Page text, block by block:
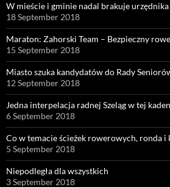
W mieście i gminie nadal brakuje
18 September 2018
Maraton: Zahorski Team – Bezpieczny
15 September 2018
Miasto szuka kandydatów do Rady
12 September 2018
Jedna interpelacja radnej Szeląg w tej
6 September 2018
Co w temacie ścieżek rowerowych, ronda
5 September 2018
Niepodległa dla wszystkich
3 September 2018